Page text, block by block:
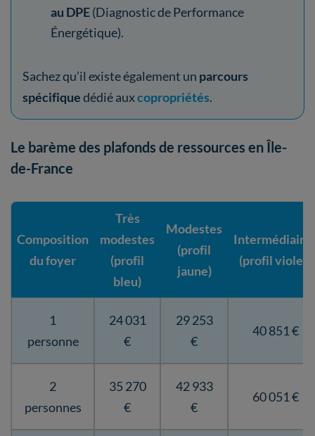
au DPE(Diagnostic de Performance
Énergétique).
Sachez qu’il existe également un parcours
spécifiquedédié auxcopropriétés.
Le barème des plafonds de ressources en Île-
de-France
Composition
du foyer
Très
modestes
(profil
bleu)
Modestes
(profil
jaune)
(profil violet)
1
personne
24 031
€
29 253
€
40 851 €
2
personnes
35 270
€
42 933
€
60 051 €